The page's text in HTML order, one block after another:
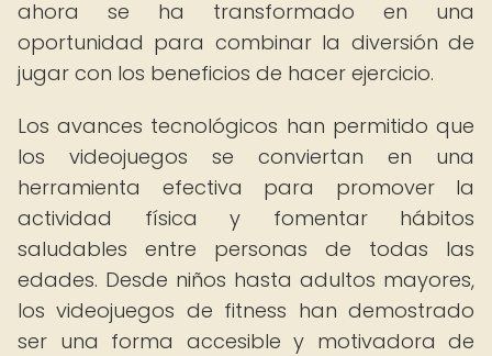
ahora se ha transformado en una
oportunidad para combinar la diversión de
jugar con los beneficios de hacer ejercicio.
Los avances tecnológicos han permitido que
los videojuegos se conviertan en una
herramienta efectiva para promover la
actividad física y fomentar hábitos
saludables entre personas de todas las
edades. Desde niños hasta adultos mayores,
los videojuegos de fitness han demostrado
ser una forma accesible y motivadora de